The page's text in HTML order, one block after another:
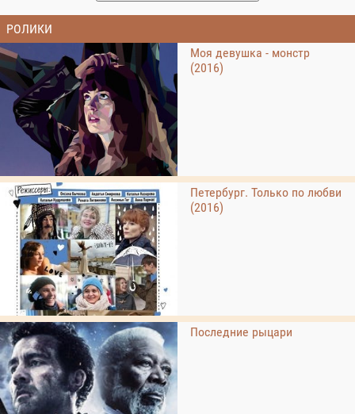
РОЛИКИ
Моя девушка - монстр
(2016)
Петербург. Только по любви
(2016)
Последние рыцари